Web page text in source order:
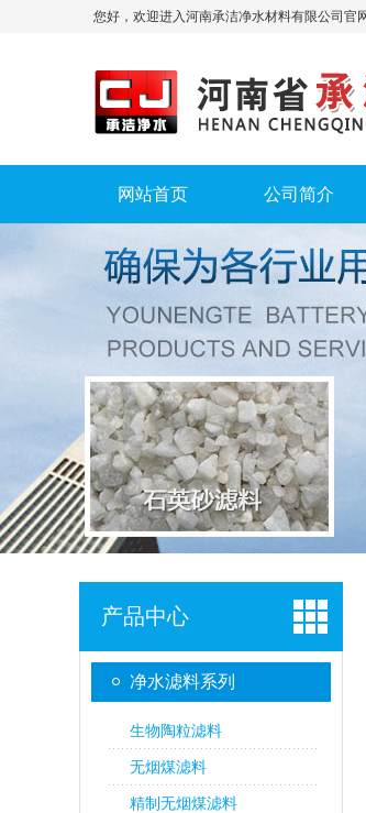
您好，欢迎进入河南承洁净水材料有限公司官
网站首页 公司简介
产品中心
净水滤料系列
生物陶粒滤料
无烟煤滤料
精制无烟煤滤料